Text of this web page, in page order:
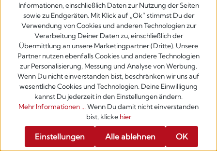
Harrows Nemesis Softdarts
44,95 €
Neu
Werkzeugleiste anzeigen
Informationen, einschließlich Daten zur Nutzung der Seiten
sowie zu Endgeräten. Mit Klick auf „Ok” stimmst Du der
Verwendung von Cookies und anderen Technologien zur
Verarbeitung Deiner Daten zu, einschließlich der
Übermittlung an unsere Marketingpartner (Dritte). Unsere
Partner nutzen ebenfalls Cookies und andere Technologien
zur Personalisierung, Messung und Analyse von Werbung.
Wenn Du nicht einverstanden bist, beschränken wir uns auf
wesentliche Cookies und Technologien. Deine Einwilligung
kannst Du jederzeit in den Einstellungen ändern.
Mehr Informationen ...Wenn Du damit nicht einverstanden
bist, klicke hier
Alle ablehnen
Einstellungen OK